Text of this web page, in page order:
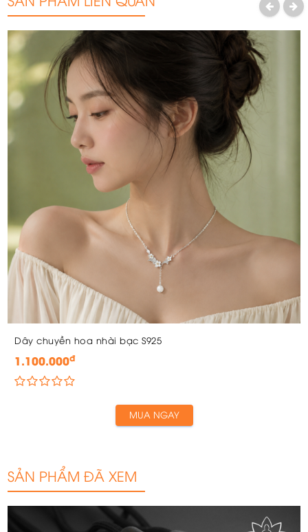
PREVIOUS
Dây chuyền hoa nhài bạc S925
1.100.000đ
MUA NGAY
NEXT
SẢN PHẨM ĐÃ XEM